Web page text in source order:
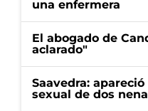
una enfermera
El abogado de
aclarado"
Saavedra:
sexual de dos